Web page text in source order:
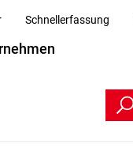
Schnellerfassung